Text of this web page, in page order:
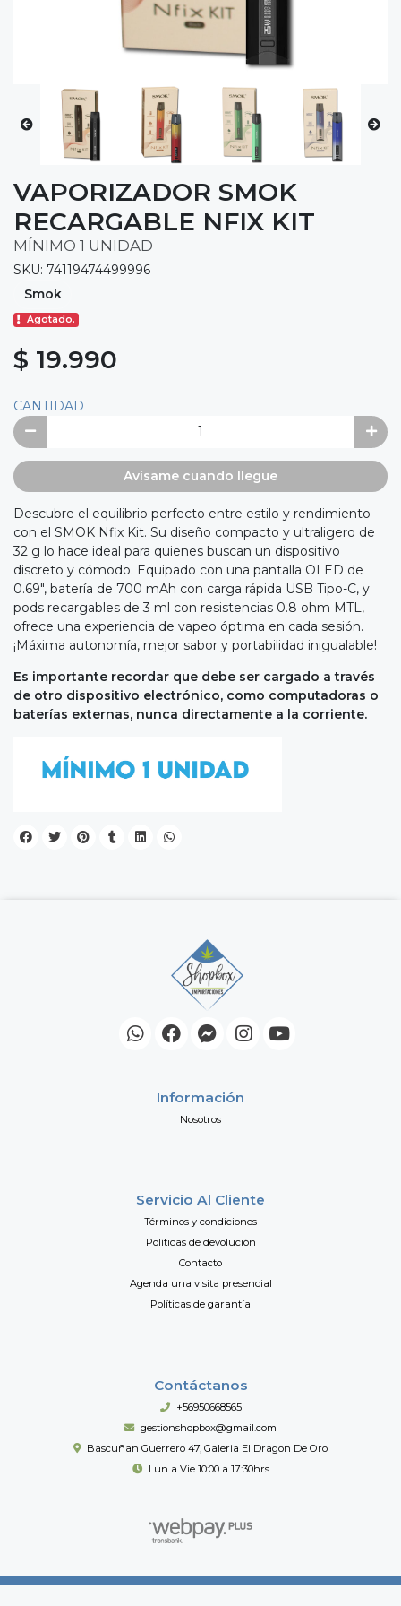
VAPORIZADOR SMOK
RECARGABLE NFIX KIT
MÍNIMO 1 UNIDAD
SKU: 74119474499996
Smok
Agotado.
$ 19.990
CANTIDAD
Avísame cuando llegue
Descubre el equilibrio perfecto entre estilo y rendimiento
con el SMOK Nfix Kit. Su diseño compacto y ultraligero de
32 g lo hace ideal para quienes buscan un dispositivo
discreto y cómodo. Equipado con una pantalla OLED de
0.69", batería de 700 mAh con carga rápida USB Tipo-C, y
pods recargables de 3 ml con resistencias 0.8 ohm MTL,
ofrece una experiencia de vapeo óptima en cada sesión.
¡Máxima autonomía, mejor sabor y portabilidad inigualable!
Es importante recordar que debe ser cargado a través
de otro dispositivo electrónico, como computadoras o
baterías externas, nunca directamente a la corriente.
Información
Nosotros
Servicio Al Cliente
Términos y condiciones
Políticas de devolución
Contacto
Agenda una visita presencial
Políticas de garantía
Contáctanos
+56950668565
gestionshopbox@gmail.com
Bascuñan Guerrero 47, Galeria El Dragon De Oro
Lun a Vie 10:00 a 17:30hrs